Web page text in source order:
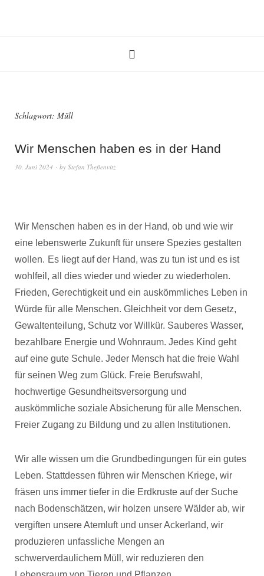
Schlagwort: Müll
Wir Menschen haben es in der Hand
30. Juni 2024 by Stefan Theßenvitz
Wir Menschen haben es in der Hand, ob und wie wir
eine lebenswerte Zukunft für unsere Spezies gestalten
wollen. Es liegt auf der Hand, was zu tun ist und es ist
wohlfeil, all dies wieder und wieder zu wiederholen.
Frieden, Gerechtigkeit und ein auskömmliches Leben in
Würde für alle Menschen. Gleichheit vor dem Gesetz,
Gewaltenteilung, Schutz vor Willkür. Sauberes Wasser,
bezahlbare Energie und Wohnraum. Jedes Kind geht
auf eine gute Schule. Jeder Mensch hat die freie Wahl
für seinen Weg zum Glück. Freie Berufswahl,
hochwertige Gesundheitsversorgung und
auskömmliche soziale Absicherung für alle Menschen.
Freier Zugang zu Bildung und zu allen Institutionen.
Wir alle wissen um die Grundbedingungen für ein gutes
Leben. Stattdessen führen wir Menschen Kriege, wir
fräsen uns immer tiefer in die Erdkruste auf der Suche
nach Bodenschätzen, wir holzen unsere Wälder ab, wir
vergiften unsere Atemluft und unser Ackerland, wir
produzieren unfassliche Mengen an
schwerverdaulichem Müll, wir reduzieren den